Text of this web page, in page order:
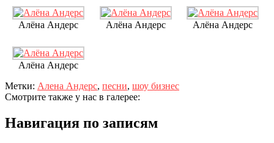
Алёна Андерс Алёна Андерс Алёна Андерс
Алёна Андерс
Метки: Алена Андерс, песни, шоу бизнес
Смотрите также у нас в галерее:
Навигация по записям